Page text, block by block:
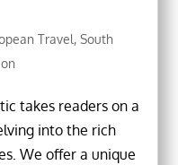
Travel,South
takes readers on a
into the rich
We offer a unique